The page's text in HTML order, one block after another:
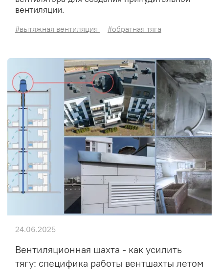
вентиляции.
#вытяжная вентиляция #обратная тяга
Вентиляционная шахта - как усилить
тягу: специфика работы вентшахты летом
24.06.2025